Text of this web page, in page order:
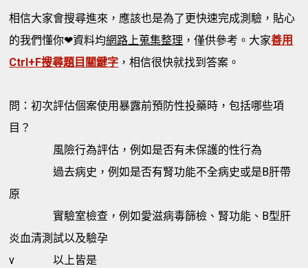
相信大家會搜尋進來，應該也是為了更快速完成測驗，貼心
的我們懂你❤資料均網路上蒐集整理 ，僅供參考。大家善用
Ctrl+F搜尋題目關鍵字 ，相信很快就找到答案。
問：初次評估個案使用暴露前預防性投藥時，包括哪些項
目？
風險行為評估，例如是否有未保護的性行為
過去病史，例如是否有腎功能不全病史或是B肝帶
原
實驗室檢查，例如愛滋病毒篩檢、腎功能、B型肝
炎血清測試以及驗孕
v
以上皆是